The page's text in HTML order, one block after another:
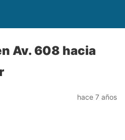
Av. 608 hacia
hace 7 años